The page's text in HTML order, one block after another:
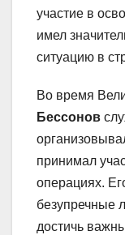
участие в
имел
ситуацию в
Во время
Бессонов
принимал
операциях.
безупречные
достичь